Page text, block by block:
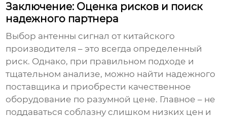
Заключение: Оценка рисков и поиск
надежного партнера
Выбор антенны сигнал от китайского
производителя – это всегда определенный
риск. Однако, при правильном подходе и
тщательном анализе, можно найти надежного
поставщика и приобрести качественное
оборудование по разумной цене. Главное – не
поддаваться соблазну слишком низких цен и